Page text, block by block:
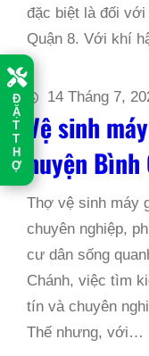
Đ
Ặ
T
T
H
Ợ
đặc biệt là đối
Quận 8. Với khí
14 Tháng 7,
Vệ sinh
huyện Bình
Thợ vệ sinh máy
chuyên nghiệp,
cư dân sống
Chánh, việc tìm
tín và chuyên
Thế nhưng, với…